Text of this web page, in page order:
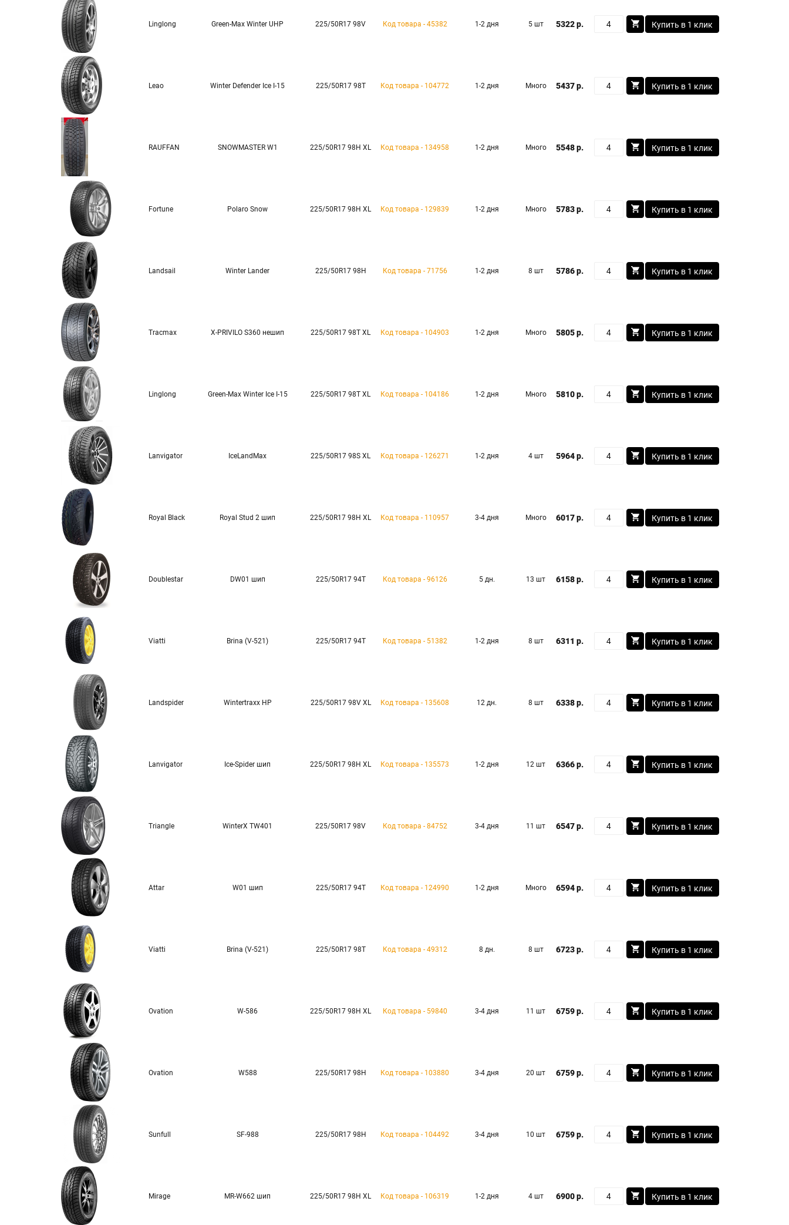
Linglong Green-Max Winter UHP 225/50R17 98V Код товара - 45382 1-2 дня 5 шт 5322 р. Купить в 1 клик
Leao Winter Defender Ice I-15 225/50R17 98T Код товара - 104772 1-2 дня Много 5437 р. Купить в 1 клик
RAUFFAN SNOWMASTER W1 225/50R17 98H XL Код товара - 134958 1-2 дня Много 5548 р. Купить в 1 клик
Fortune Polaro Snow 225/50R17 98H XL Код товара - 129839 1-2 дня Много 5783 р. Купить в 1 клик
Landsail Winter Lander 225/50R17 98H Код товара - 71756 1-2 дня 8 шт 5786 р. Купить в 1 клик
Tracmax X-PRIVILO S360 нешип 225/50R17 98T XL Код товара - 104903 1-2 дня Много 5805 р. Купить в 1 клик
Linglong Green-Max Winter Ice I-15 225/50R17 98T XL Код товара - 104186 1-2 дня Много 5810 р. Купить в 1 клик
Lanvigator IceLandMax 225/50R17 98S XL Код товара - 126271 1-2 дня 4 шт 5964 р. Купить в 1 клик
Royal Black Royal Stud 2 шип 225/50R17 98H XL Код товара - 110957 3-4 дня Много 6017 р. Купить в 1 клик
Doublestar DW01 шип 225/50R17 94T Код товара - 96126 5 дн. 13 шт 6158 р. Купить в 1 клик
Viatti Brina (V-521) 225/50R17 94T Код товара - 51382 1-2 дня 8 шт 6311 р. Купить в 1 клик
Landspider Wintertraxx HP 225/50R17 98V XL Код товара - 135608 12 дн. 8 шт 6338 р. Купить в 1 клик
Lanvigator Ice-Spider шип 225/50R17 98H XL Код товара - 135573 1-2 дня 12 шт 6366 р. Купить в 1 клик
Triangle WinterX TW401 225/50R17 98V Код товара - 84752 3-4 дня 11 шт 6547 р. Купить в 1 клик
Attar W01 шип 225/50R17 94T Код товара - 124990 1-2 дня Много 6594 р. Купить в 1 клик
Viatti Brina (V-521) 225/50R17 98T Код товара - 49312 8 дн. 8 шт 6723 р. Купить в 1 клик
Ovation W-586 225/50R17 98H XL Код товара - 59840 3-4 дня 11 шт 6759 р. Купить в 1 клик
Ovation W588 225/50R17 98H Код товара - 103880 3-4 дня 20 шт 6759 р. Купить в 1 клик
Sunfull SF-988 225/50R17 98H Код товара - 104492 3-4 дня 10 шт 6759 р. Купить в 1 клик
Mirage MR-W662 шип 225/50R17 98H XL Код товара - 106319 1-2 дня 4 шт 6900 р. Купить в 1 клик